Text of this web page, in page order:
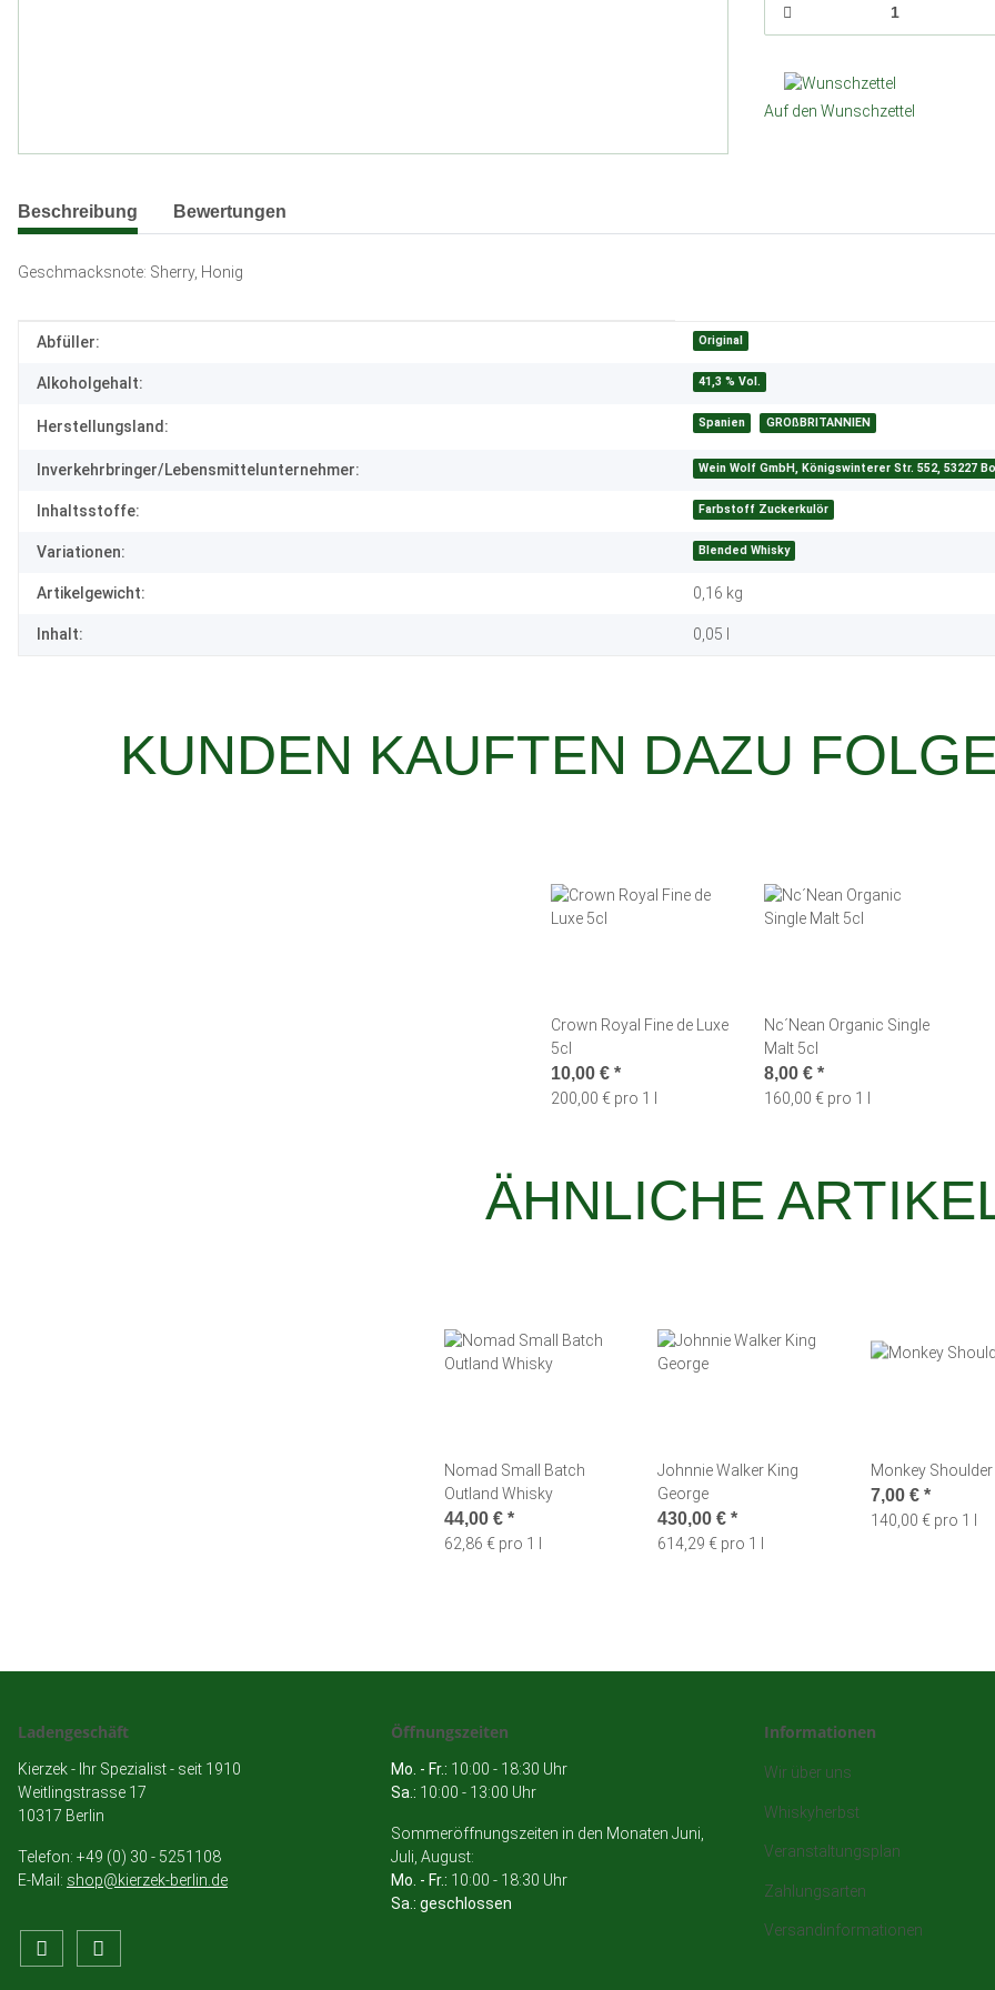
Auf den Wunschzettel
weitere Registerkarten anzeigen
Beschreibung Bewertungen
Geschmacksnote: Sherry, Honig
Produkteigenschaft
Wert
Abfüller: Original
Alkoholgehalt: 41,3 % Vol.
Herstellungsland: Spanien GROßBRITANNIEN
Inverkehrbringer/Lebensmittelunternehmer: Wein Wolf GmbH, Königswinterer Str. 552, 53227
Inhaltsstoffe: Farbstoff Zuckerkulör
Variationen: Blended Whisky
Artikelgewicht: 0,16 kg
Inhalt: 0,05 l
KUNDEN KAUFTEN DAZU
Crown Royal Fine de Luxe
5cl
10,00 € *
200,00 € pro 1 l
Nc´Nean Organic Single
Malt 5cl
8,00 € *
160,00 € pro 1 l
ÄHNLICHE
Nomad Small Batch
Outland Whisky
44,00 € *
62,86 € pro 1 l
Johnnie Walker King
George
430,00 € *
614,29 € pro 1 l
Monkey Shoulder
7,00 € *
140,00 € pro 1 l
Ladengeschäft
Kierzek - Ihr Spezialist - seit 1910
Weitlingstrasse 17
10317 Berlin
Telefon: +49 (0) 30 - 5251108
E-Mail: shop@kierzek-berlin.de
Öffnungszeiten
Mo. - Fr.: 10:00 - 18:30 Uhr
Sa.: 10:00 - 13:00 Uhr
Sommeröffnungszeiten in den Monaten Juni,
Juli, August:
Mo. - Fr.: 10:00 - 18:30 Uhr
Sa.: geschlossen
Informationen
Wir über uns
Whiskyherbst
Veranstaltungsplan
Zahlungsarten
Versandinformationen